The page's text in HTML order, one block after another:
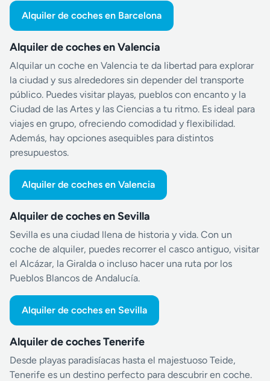
Alquiler de coches en Barcelona
Alquiler de coches en Valencia
Alquilar un coche en Valencia te da libertad para explorar
la ciudad y sus alrededores sin depender del transporte
público. Puedes visitar playas, pueblos con encanto y la
Ciudad de las Artes y las Ciencias a tu ritmo. Es ideal para
viajes en grupo, ofreciendo comodidad y flexibilidad.
Además, hay opciones asequibles para distintos
presupuestos.
Alquiler de coches en Valencia
Alquiler de coches en Sevilla
Sevilla es una ciudad llena de historia y vida. Con un
coche de alquiler, puedes recorrer el casco antiguo, visitar
el Alcázar, la Giralda o incluso hacer una ruta por los
Pueblos Blancos de Andalucía.
Alquiler de coches en Sevilla
Alquiler de coches Tenerife
Desde playas paradisíacas hasta el majestuoso Teide,
Tenerife es un destino perfecto para descubrir en coche.